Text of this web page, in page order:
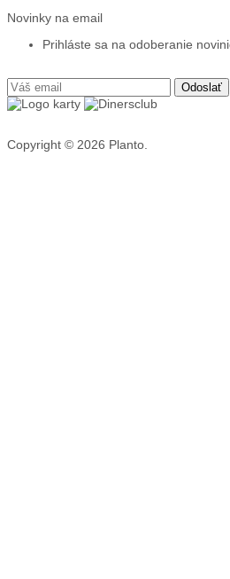
Novinky na email
Prihláste sa na odoberanie
Copyright © 2026 Planto.